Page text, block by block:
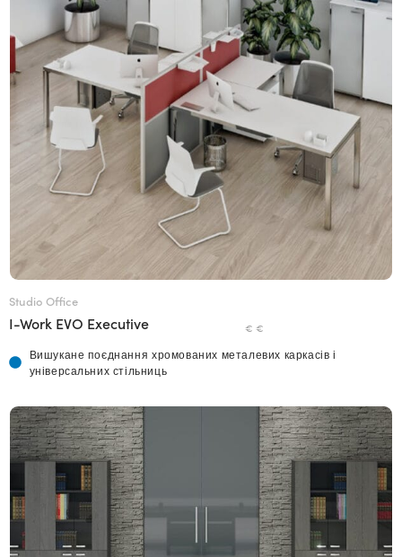
Studio Office
I-Work EVO Executive € €
Вишукане поєднання хромованих металевих каркасів і
універсальних стільниць